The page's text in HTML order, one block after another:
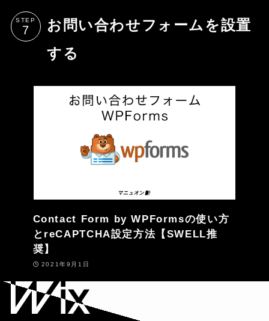
STEP
お問い合わせフォームを設置
する
Contact Form by WPFormsの使い方
とreCAPTCHA設定方法【SWELL推
奨】
2021年9月1日